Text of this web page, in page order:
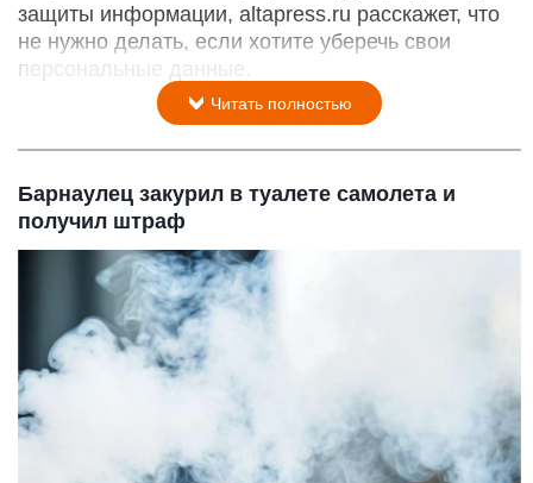
защиты информации, altapress.ru расскажет, что
не нужно делать, если хотите уберечь свои
персональные данные.
Читать полностью
Барнаулец закурил в туалете самолета и
получил штраф